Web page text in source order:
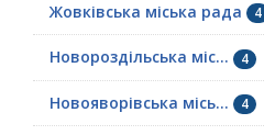
Жовківська міська рада 4
Новороздільська міс... 4
Новояворівська місь... 4